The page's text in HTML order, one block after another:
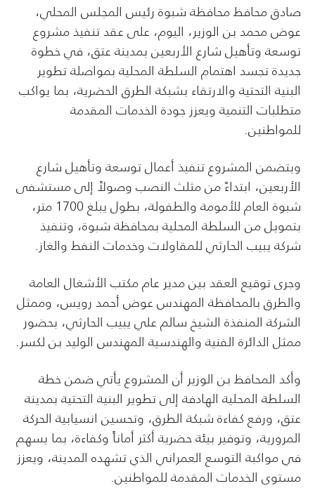
صادق محافظ محافظة شبوة رئيس المجلس المحلي،
عوض محمد بن الوزير، اليوم، على عقد تنفيذ مشروع
توسعة وتأهيل شارع الأربعين بمدينة عتق، في خطوة
جديدة تجسد اهتمام السلطة المحلية بمواصلة تطوير
البنية التحتية والارتقاء بشبكة الطرق الحضرية، بما يواكب
متطلبات التنمية ويعزز جودة الخدمات المقدمة
للمواطنين.
ويتضمن المشروع تنفيذ أعمال توسعة وتأهيل شارع
الأربعين، ابتداءً من مثلث النصب وصولاً إلى مستشفى
شبوة العام للأمومة والطفولة، بطول يبلغ 1700 متر،
بتمويل من السلطة المحلية بمحافظة شبوة، وتنفيذ
شركة يبيب الحارثي للمقاولات وخدمات النفط والغاز.
وجرى توقيع العقد بين مدير عام مكتب الأشغال العامة
والطرق بالمحافظة المهندس عوض أحمد رويس، وممثل
الشركة المنفذة الشيخ سالم علي يبيب الحارثي، بحضور
ممثل الدائرة الفنية والهندسية المهندس الوليد بن لكسر.
وأكد المحافظ بن الوزير أن المشروع يأتي ضمن خطة
السلطة المحلية الهادفة إلى تطوير البنية التحتية بمدينة
عتق، ورفع كفاءة شبكة الطرق، وتحسين انسيابية الحركة
المرورية، وتوفير بيئة حضرية أكثر أماناً وكفاءة، بما يسهم
في مواكبة التوسع العمراني الذي تشهده المدينة، ويعزز
مستوى الخدمات المقدمة للمواطنين.